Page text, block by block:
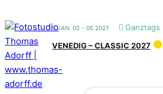
JAN. 02 - 05 2027
Ganztags
VENEDIG – CLASSIC 2027